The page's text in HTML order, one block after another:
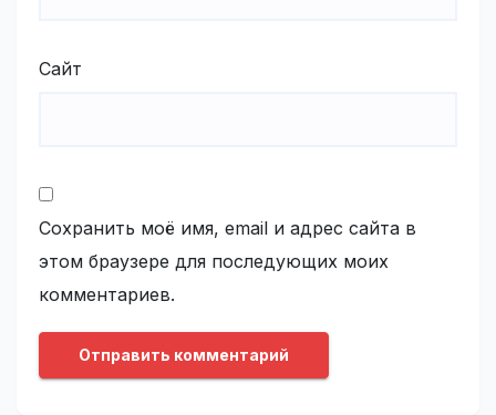
Сайт
Сохранить моё имя, email и адрес сайта в
этом браузере для последующих моих
комментариев.